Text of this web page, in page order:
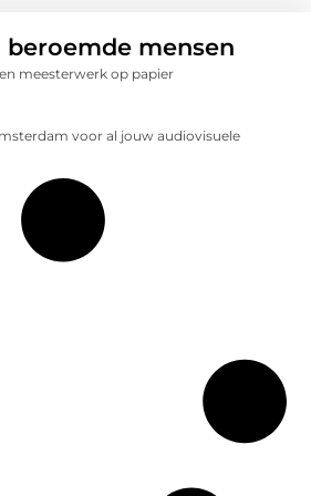
beroemde mensen
meesterwerk op papier
voor al jouw audiovisuele